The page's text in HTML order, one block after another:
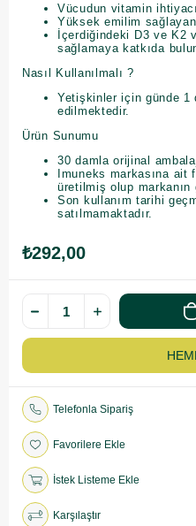
Vücudun vitamin
Yüksek emilim
İçerdiğindeki D3 ve K2
sağlamaya katkıda
Nasıl Kullanılmalı ?
Yetişkinler için günde
edilmektedir.
Ürün Sunumu
30 damla orijinal
Imuneks markasına
üretilmiş olup markanın
Son kullanım tarihi
satılmamaktadır.
₺292,00
Telefonla Sipariş
Favorilere Ekle
İstek Listeme Ekle
Karşılaştır